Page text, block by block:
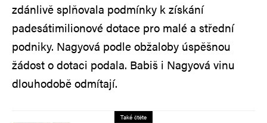
zdánlivě splňovala podmínky k získání
padesátimilionové dotace pro malé a střední
podniky. Nagyová podle obžaloby úspěšnou
žádost o dotaci podala. Babiš i Nagyová vinu
dlouhodobě odmítají.
Také čtěte